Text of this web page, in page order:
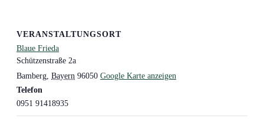
VERANSTALTUNGSORT
Blaue Frieda
Schützenstraße 2a
Bamberg Bayern 96050 Google Karte anzeigen
Telefon
0951 91418935